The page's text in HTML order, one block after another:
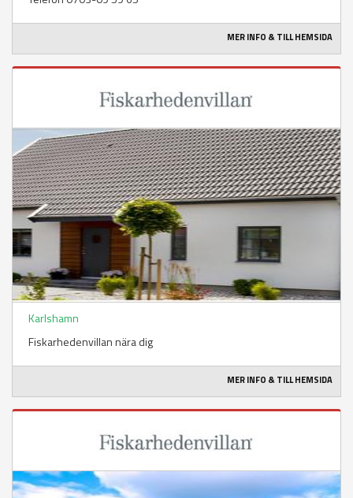
MER INFO & TILL HEMSIDA
Karlshamn
Fiskarhedenvillan nära dig
MER INFO & TILL HEMSIDA